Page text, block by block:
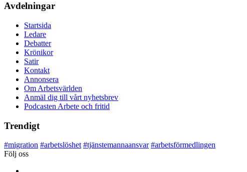
Avdelningar
Startsida
Ledare
Debatter
Krönikor
Satir
Kontakt
Annonsera
Om Arbetsvärlden
Anmäl dig till vårt nyhetsbrev
Podcasten Arbete och fritid
Trendigt
#migration #arbetslöshet #tjänstemannaansvar #arbetsförmedlingen
Följ oss